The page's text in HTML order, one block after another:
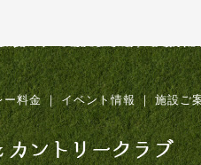
ー料金 ｜ イベント情報 ｜ 施設ご
飛